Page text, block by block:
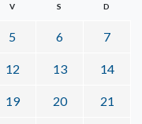
V S D
5 6 7
12 13 14
19 20 21